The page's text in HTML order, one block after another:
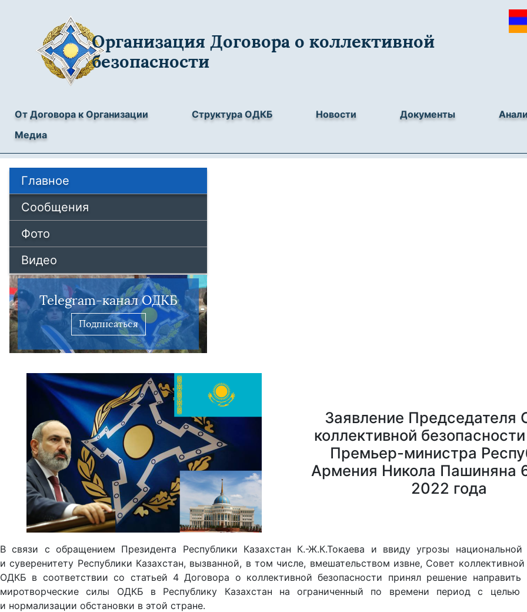
Организация Договора о коллективной
безопасности
От Договора к Организации Структура ОДКБ Новости Документы
Медиа
Главное
Сообщения
Фото
Видео
Telegram-канал ОДКБ
Подписаться
Заявление Председателя
коллективной
Премьер-министра
Армения Никола Пашиняна
2022 года
В связи с обращением Президента Республики Казахстан К.-Ж.К.Токаева и ввиду угрозы национальной
и суверенитету Республики Казахстан, вызванной, в том числе, вмешательством извне, Совет коллективной
ОДКБ в соответствии со статьей 4 Договора о коллективной безопасности принял решение направить
миротворческие силы ОДКБ в Республику Казахстан на ограниченный по времени период с целью
и нормализации обстановки в этой стране.